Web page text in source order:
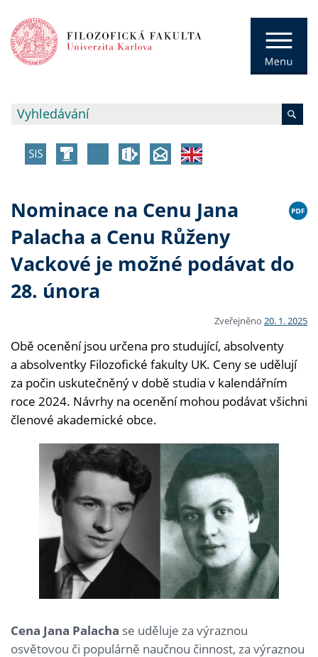
Nominace na Cenu Jana
Palacha a Cenu Růženy
Vackové je možné podávat do
28. února
Zveřejněno 20. 1. 2025
Obě ocenění jsou určena pro studující, absolventy
a absolventky Filozofické fakulty UK. Ceny se udělují
za počin uskutečněný v době studia v kalendářním
roce 2024. Návrhy na ocenění mohou podávat všichni
členové akademické obce.
Cena Jana Palacha se uděluje za výraznou
osvětovou či populárně naučnou činnost, za výraznou